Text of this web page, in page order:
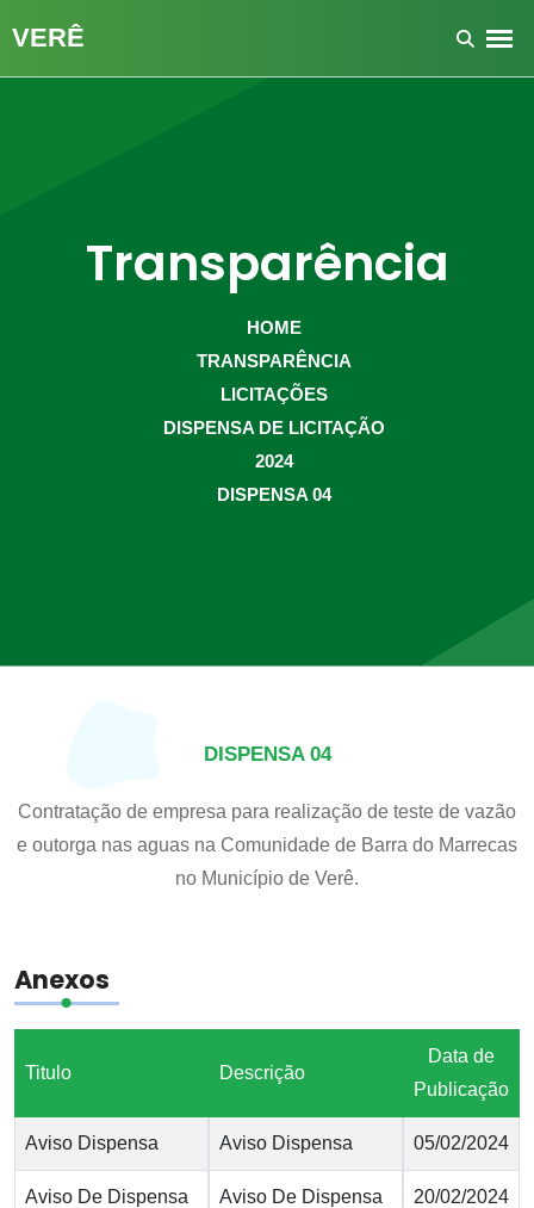
Transparência
HOME
TRANSPARÊNCIA
LICITAÇÕES
DISPENSA DE LICITAÇÃO
2024
DISPENSA 04
DISPENSA 04
Contratação de empresa para realização de teste de vazão
e outorga nas aguas na Comunidade de Barra do Marrecas
no Município de Verê.
Anexos
Titulo Descrição
Data de
Publicação
Aviso Dispensa Aviso Dispensa 05/02/2024
Aviso De Dispensa Aviso De Dispensa 20/02/2024